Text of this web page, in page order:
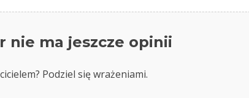
nie ma jeszcze opinii
Podziel się wrażeniami.